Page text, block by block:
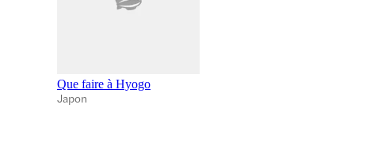
Que faire à Hyogo
Japon